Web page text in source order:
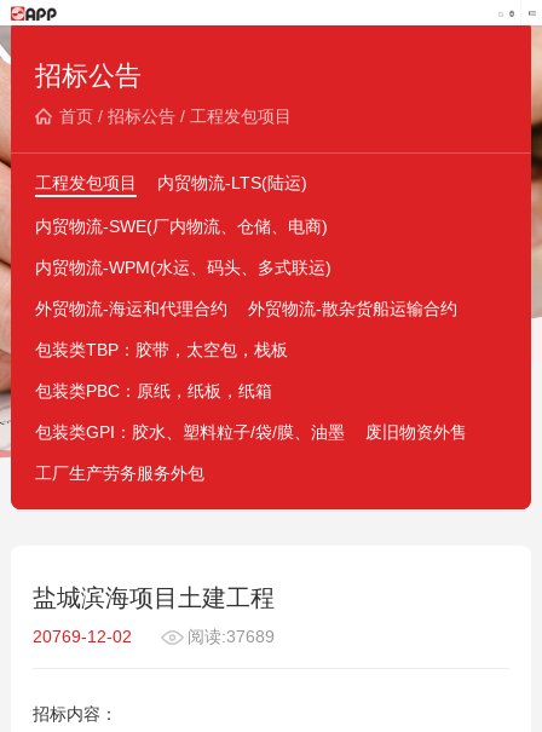
招标公告
首页/ 招标公告/ 工程发包项目
工程发包项目 内贸物流-LTS(陆运)
内贸物流-SWE(厂内物流、仓储、电商)
内贸物流-WPM(水运、码头、多式联运)
外贸物流-海运和代理合约 外贸物流-散杂货船运输合约
包装类TBP：胶带，太空包，栈板
包装类PBC：原纸，纸板，纸箱
包装类GPI：胶水、塑料粒子/袋/膜、油墨 废旧物资外售
工厂生产劳务服务外包
盐城滨海项目土建工程
20769-12-02 阅读:37689
招标内容：